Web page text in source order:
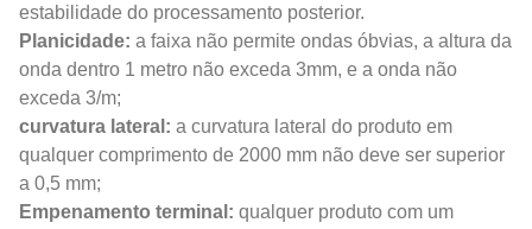
estabilidade do processamento posterior.
Planicidade: a faixa não permite ondas óbvias, a altura da
onda dentro 1 metro não exceda 3mm, e a onda não
exceda 3/m;
curvatura lateral: a curvatura lateral do produto em
qualquer comprimento de 2000 mm não deve ser superior
a 0,5 mm;
Empenamento terminal: qualquer produto com um